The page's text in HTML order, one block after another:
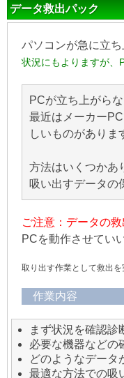
データ救出パック
パソコンが急に立
状況にもよりますが、
PCが立ち上がら
最近はメーカー
しいものがありま
方法はいくつかあ
吸い出すデータの
ご注意：データの
PCを動作させてい
取り出す作業として救出
作業内容
まず状況を確認診
必要な機器などの
どのようなデータ
最適な方法での吸